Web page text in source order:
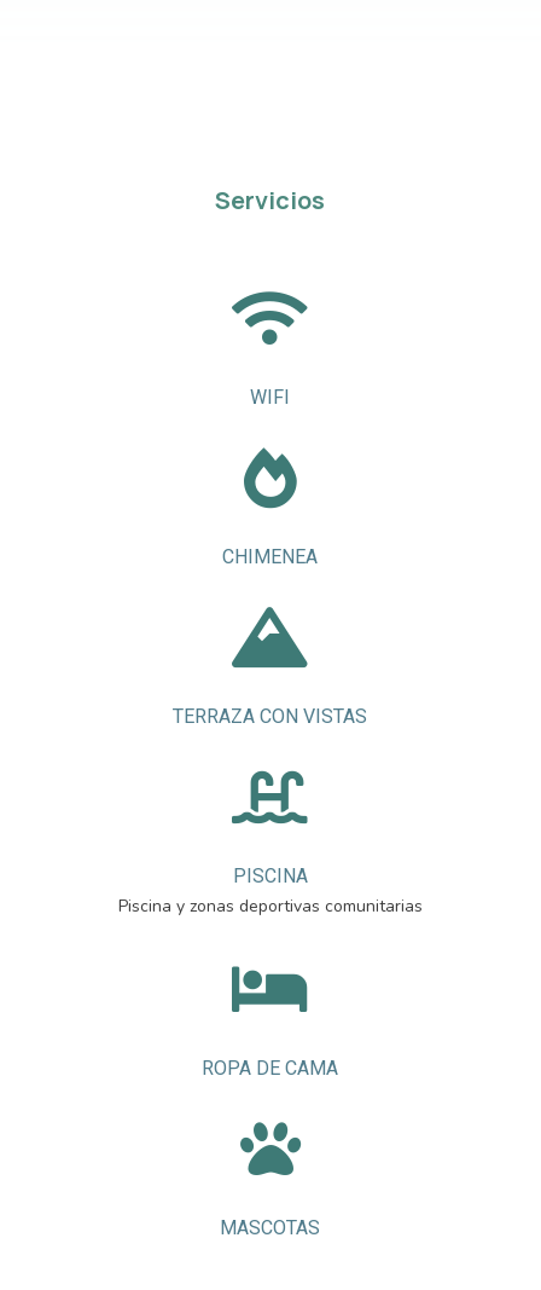
Servicios

WIFI

CHIMENEA

TERRAZA CON VISTAS

PISCINA
Piscina y zonas deportivas comunitarias

ROPA DE CAMA

MASCOTAS